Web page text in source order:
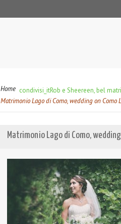
Home condivisi_itRob e Sheereen, bel
Matrimonio Lago di Como, wedding on
Matrimonio Lago di Como,